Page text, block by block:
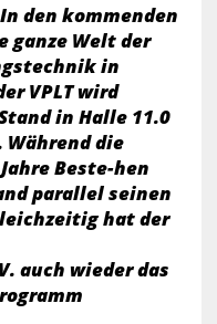
den kommenden
ganze Welt der
in
VPLT wird
in Halle 11.0
die
Beste-hen
parallel seinen
hat der
auch wieder das